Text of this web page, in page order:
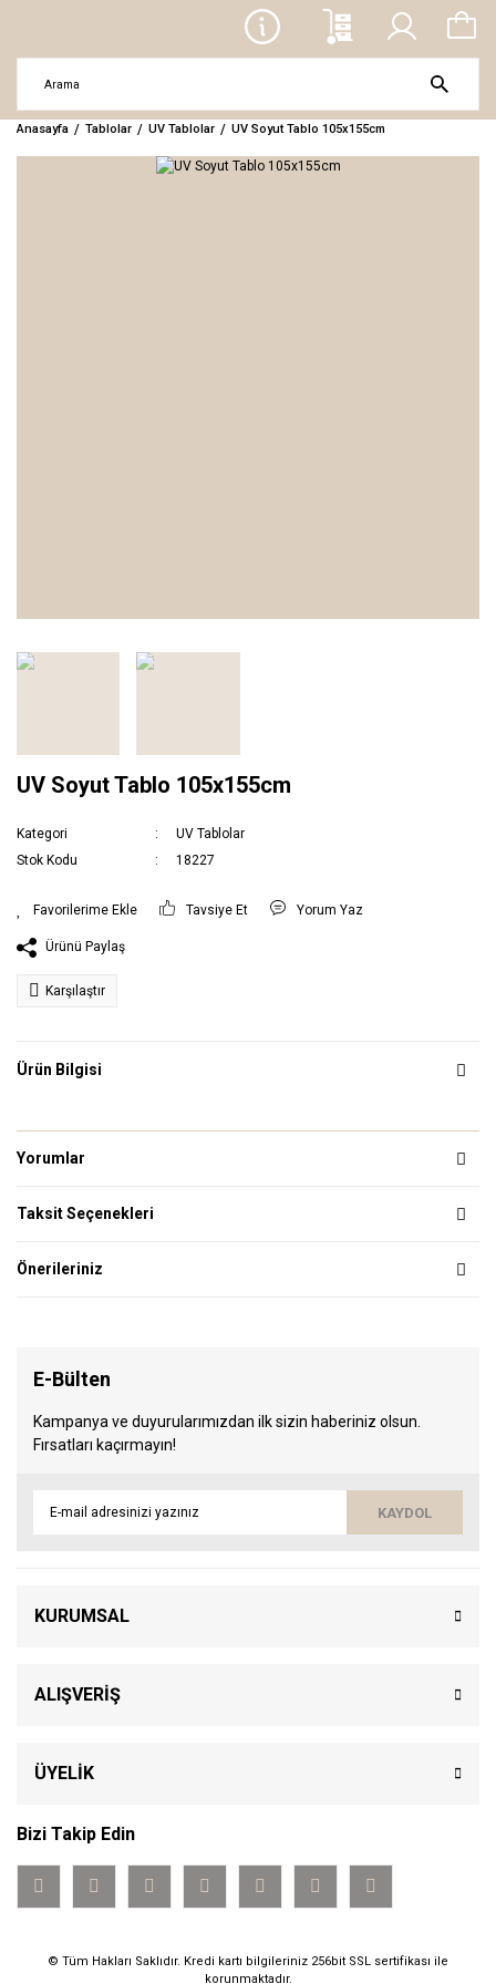
Anasayfa Tablolar UV Tablolar UV Soyut Tablo 105x155cm
UV Soyut Tablo 105x155cm
Kategori
UV Tablolar
Stok Kodu
18227
Tavsiye Et Yorum Yaz
Ürünü Paylaş
Karşılaştır
Ürün Bilgisi
Yorumlar
Taksit Seçenekleri
Önerileriniz
E-Bülten
Kampanya ve duyurularımızdan ilk sizin haberiniz olsun.
Fırsatları kaçırmayın!
KAYDOL
KURUMSAL
ALIŞVERİŞ
ÜYELİK
Bizi Takip Edin
© Tüm Hakları Saklıdır. Kredi kartı bilgileriniz 256bit SSL sertifikası ile
korunmaktadır.